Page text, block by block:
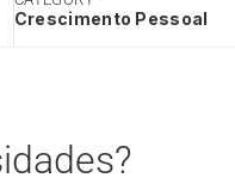
Crescimento Pessoal